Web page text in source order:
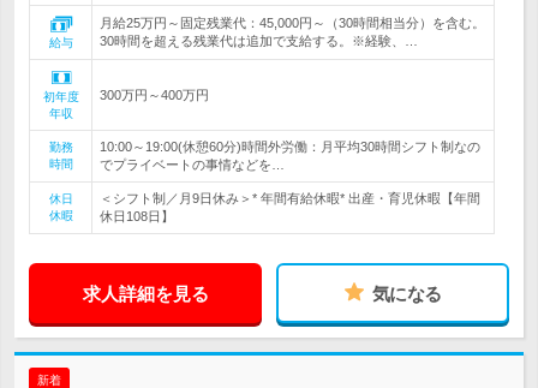
給与
月給25万円～固定残業代：45,000円～（30時間相当分）を含む。
30時間を超える残業代は追加で支給する。※経験、…
初年度
年収
300万円～400万円
勤務
時間
10:00～19:00(休憩60分)時間外労働：月平均30時間シフト制なの
でプライベートの事情などを…
休日
休暇
＜シフト制／月9日休み＞* 年間有給休暇* 出産・育児休暇【年間
休日108日】
求人詳細を見る 気になる
新着